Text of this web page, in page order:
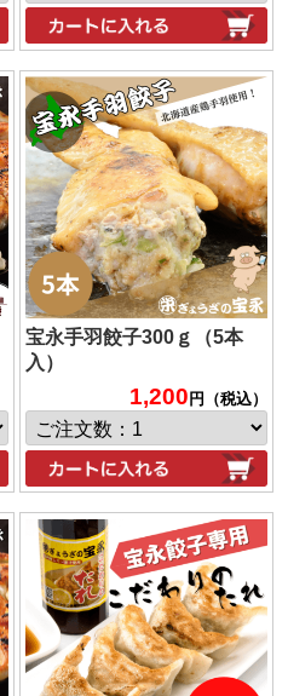
宝永手羽餃子300ｇ（5本
入）
1,200 円（税込）